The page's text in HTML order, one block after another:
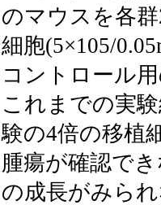
のマウスを各
細胞(5×105/
コントロー
これまでの実
験の4倍の移植
腫瘍が確認で
の成長がみら